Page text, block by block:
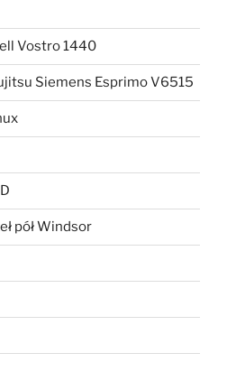
Vostro 1440
Siemens Esprimo V6515
pół Windsor